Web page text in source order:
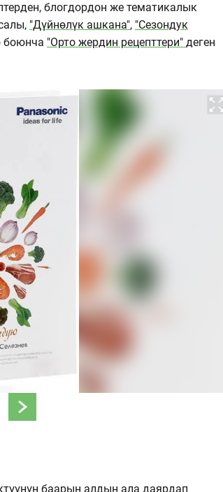
блогдордон же тематикалык
"Дүйнөлүк ашкана", "Сезондук
боюнча "Орто жердин рецепттери" деген
баарын алдын ала даярдап